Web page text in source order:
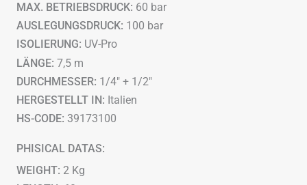
MAX. BETRIEBSDRUCK: 60 bar
AUSLEGUNGSDRUCK: 100 bar
ISOLIERUNG: UV-Pro
LÄNGE: 7,5 m
DURCHMESSER: 1/4" + 1/2"
HERGESTELLT IN: Italien
HS-CODE: 39173100
PHISICAL DATAS:
WEIGHT: 2 Kg